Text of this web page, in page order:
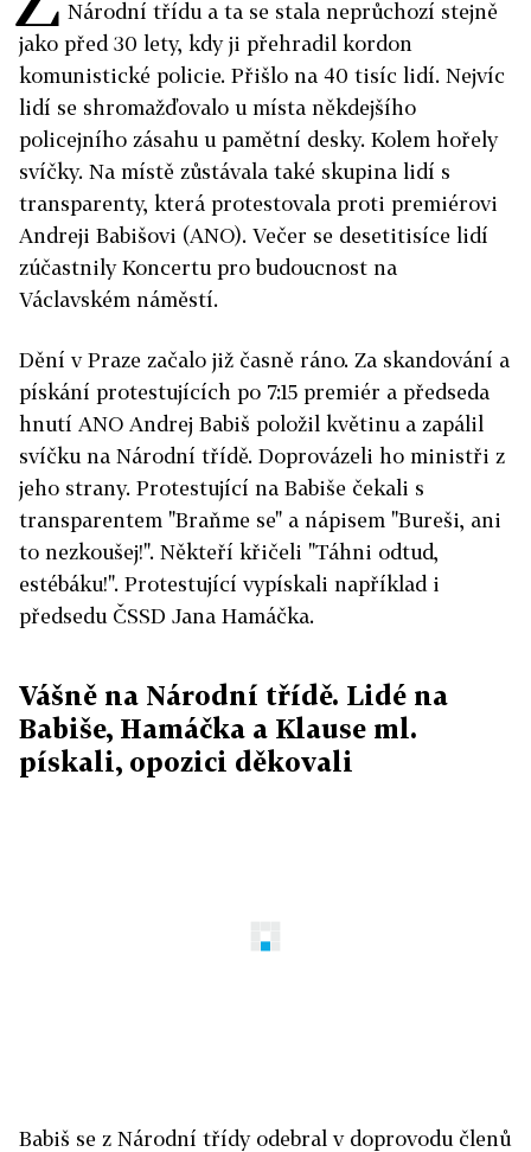
Národní třídu a ta se stala neprůchozí stejně
jako před 30 lety, kdy ji přehradil kordon
komunistické policie. Přišlo na 40 tisíc lidí. Nejvíc
lidí se shromažďovalo u místa někdejšího
policejního zásahu u pamětní desky. Kolem hořely
svíčky. Na místě zůstávala také skupina lidí s
transparenty, která protestovala proti premiérovi
Andreji Babišovi (ANO). Večer se desetitisíce lidí
zúčastnily Koncertu pro budoucnost na
Václavském náměstí.
Dění v Praze začalo již časně ráno. Za skandování a
pískání protestujících po 7:15 premiér a předseda
hnutí ANO Andrej Babiš položil květinu a zapálil
svíčku na Národní třídě. Doprovázeli ho ministři z
jeho strany. Protestující na Babiše čekali s
transparentem "Braňme se" a nápisem "Bureši, ani
to nezkoušej!". Někteří křičeli "Táhni odtud,
estébáku!". Protestující vypískali například i
předsedu ČSSD Jana Hamáčka.
Vášně na Národní třídě. Lidé na
Babiše, Hamáčka a Klause ml.
pískali, opozici děkovali
Babiš se z Národní třídy odebral v doprovodu členů